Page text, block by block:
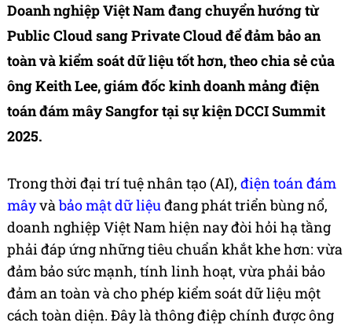
Doanh nghiệp Việt Nam đang chuyển hướng từ
Public Cloud sang Private Cloud để đảm bảo an
toàn và kiểm soát dữ liệu tốt hơn, theo chia sẻ của
ông Keith Lee, giám đốc kinh doanh mảng điện
toán đám mây Sangfor tại sự kiện DCCI Summit
2025.
Trong thời đại trí tuệ nhân tạo (AI), điện toán đám
mâyvàbảo mật dữ liệuđang phát triển bùng nổ,
doanh nghiệp Việt Nam hiện nay đòi hỏi hạ tầng
phải đáp ứng những tiêu chuẩn khắt khe hơn: vừa
đảm bảo sức mạnh, tính linh hoạt, vừa phải bảo
đảm an toàn và cho phép kiểm soát dữ liệu một
cách toàn diện. Đây là thông điệp chính được ông